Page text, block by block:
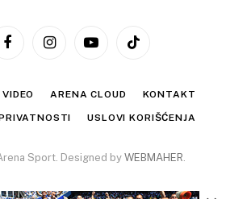
FacebookInstagramYouTubeTikTok
VIDEO ARENA CLOUD KONTAKT
USLOVI KORIŠĆENJA
Sport. Designed byWEBMAHER